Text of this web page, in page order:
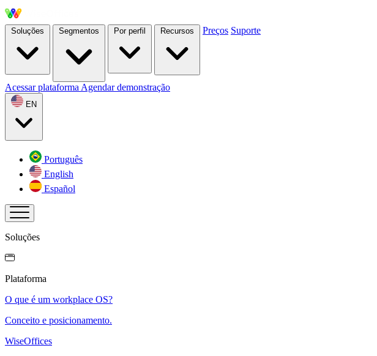
Soluções Segmentos Por perfil Recursos Preços Suporte
Acessar plataforma Agendar demonstração
EN
Português
English
Español
Soluções
Plataforma
O que é um workplace OS?
Conceito e posicionamento.
WiseOffices